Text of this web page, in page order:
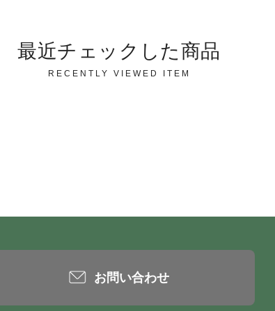
最近チェックした商品
RECENTLY VIEWED ITEM
お問い合わせ